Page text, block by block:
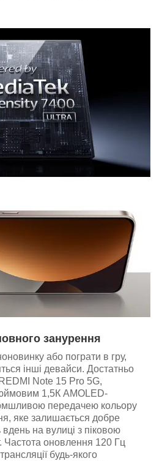
занурення
або пограти в гру,
інші девайси. Достатньо
Note 15 Pro 5G,
1,5К AMOLED-
передачею кольору
яке залишається добре
на вулиці з піковою
Частота оновлення 120 Гц
будь-якого